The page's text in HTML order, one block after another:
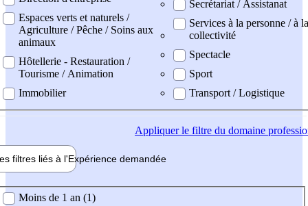
Espaces verts et naturels /
Agriculture / Pêche / Soins aux
animaux
Hôtellerie - Restauration /
Tourisme / Animation
Immobilier
Secrétariat / Assistanat
Services à la personne / à la
collectivité
Spectacle
Sport
Transport / Logistique
Appliquerle filtre du domaine
filtres liés à l'Expérience demandée
demandée
Moins de 1 an (1)